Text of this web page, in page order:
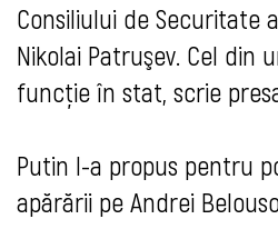
Consiliului de Securitate
Nikolai Patruşev. Cel din
funcție în stat, scrie
Putin l-a propus pentru
apărării pe Andrei